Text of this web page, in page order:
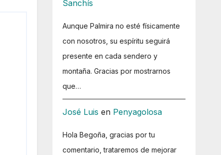
Sanchís
Aunque Palmira no esté físicamente
con nosotros, su espíritu seguirá
presente en cada sendero y
montaña. Gracias por mostrarnos
que…
José Luis en Penyagolosa
Hola Begoña, gracias por tu
comentario, trataremos de mejorar